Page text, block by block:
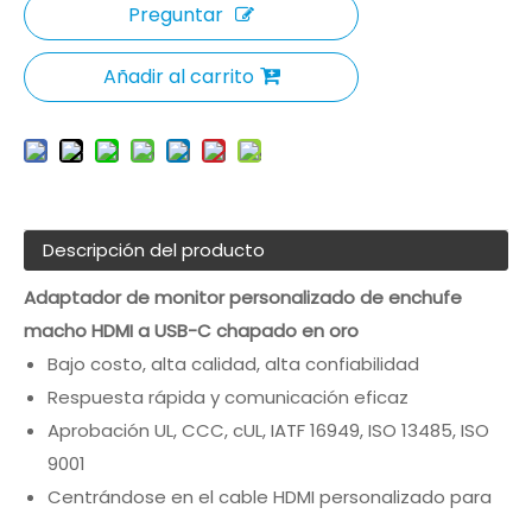
Preguntar
Añadir al carrito
Descripción del producto
Adaptador de monitor personalizado de enchufe
macho HDMI a USB-C chapado en oro
Bajo costo, alta calidad, alta confiabilidad
Respuesta rápida y comunicación eficaz
Aprobación UL, CCC, cUL, IATF 16949, ISO 13485, ISO
9001
Centrándose en el cable HDMI personalizado para